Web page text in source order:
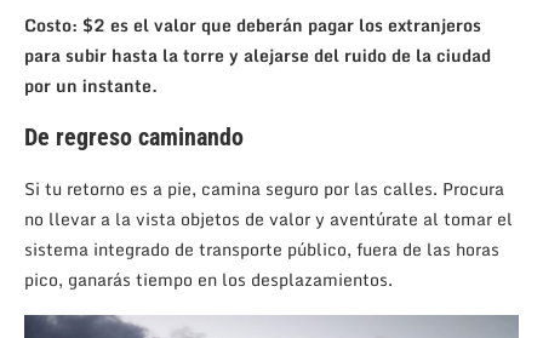
Costo: $2 es el valor que deberán pagar los extranjeros
para subir hasta la torre y alejarse del ruido de la ciudad
por un instante.
De regreso caminando
Si tu retorno es a pie, camina seguro por las calles. Procura
no llevar a la vista objetos de valor y aventúrate al tomar el
sistema integrado de transporte público, fuera de las horas
pico, ganarás tiempo en los desplazamientos.